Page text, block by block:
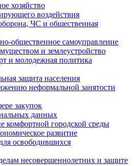
хозяйство
воздействия
ЧС и общественная
общественное самоуправление
и землеустройство
и молодежная политика
защита населения
неформальной занятости
закупок
данных
комфортной городской среды
развитие
освободившихся
несовершеннолетних и защите